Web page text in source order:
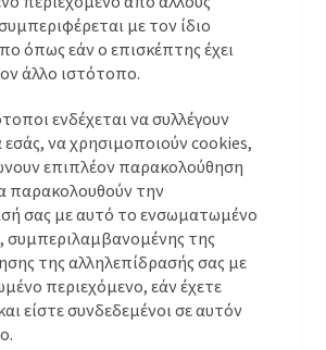
με τον ίδιο
όπως εάν ο επισκέπτης έχει
άλλο ιστότοπο.
ενδέχεται να συλλέγουν
εσάς, να χρησιμοποιούν cookies,
επιπλέον παρακολούθηση
παρακολουθούν την
σας με αυτό το ενσωματωμένο
συμπεριλαμβανομένης της
της αλληλεπίδρασής σας με
περιεχόμενο, εάν έχετε
είστε συνδεδεμένοι σε αυτόν